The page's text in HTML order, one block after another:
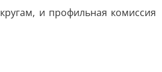
и профильная комиссия